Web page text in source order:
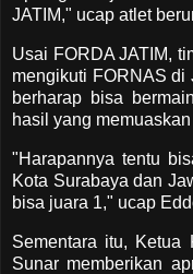
JATIM," ucap atlet
Usai FORDA JATIM,
mengikuti FORNAS di
berharap bisa
hasil yang
"Harapannya tentu
Kota Surabaya dan
bisa juara 1," ucap
Sementara itu, Ketua
Sunar memberikan